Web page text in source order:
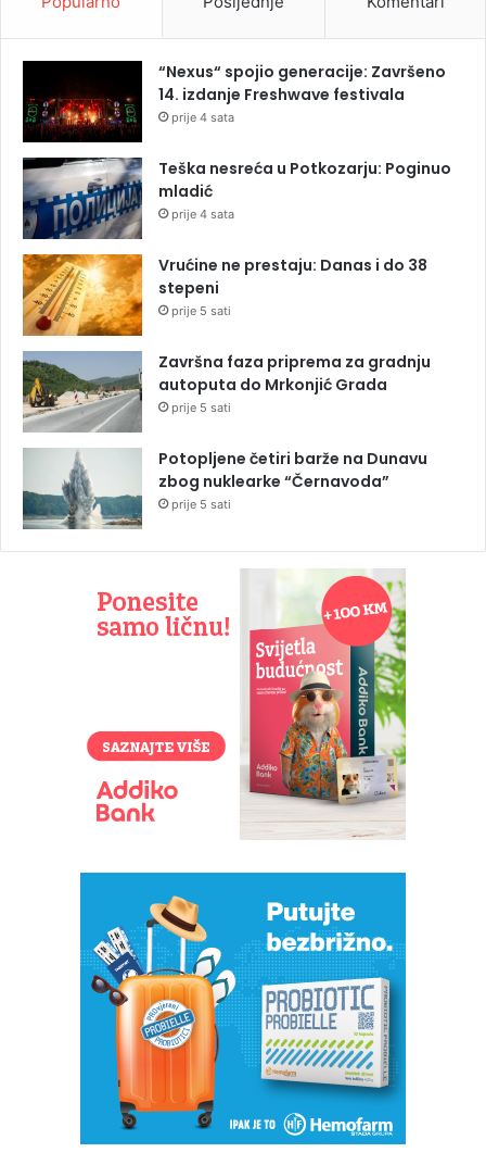
“Nexus“ spojio generacije: Završeno
14. izdanje Freshwave festivala
prije 4 sata
Teška nesreća u Potkozarju: Poginuo
mladić
prije 4 sata
Vrućine ne prestaju: Danas i do 38
stepeni
prije 5 sati
Završna faza priprema za gradnju
autoputa do Mrkonjić Grada
prije 5 sati
Potopljene četiri barže na Dunavu
zbog nuklearke “Černavoda”
prije 5 sati